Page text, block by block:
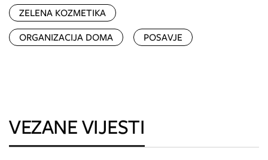
ZELENA KOZMETIKA
ORGANIZACIJA DOMA
POSAVJE
VEZANE VIJESTI